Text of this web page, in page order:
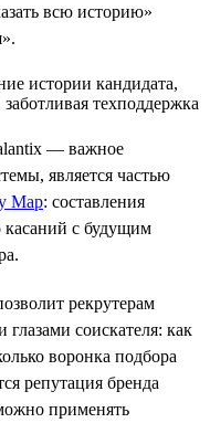
всю историю»
— важное
является частью
Map: составления
касаний с будущим
рекрутерам
соискателя: как
воронка подбора
репутация бренда
применять